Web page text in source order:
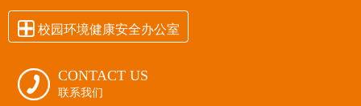
 校园环境健康安全办公室
 CONTACT US
联系我们